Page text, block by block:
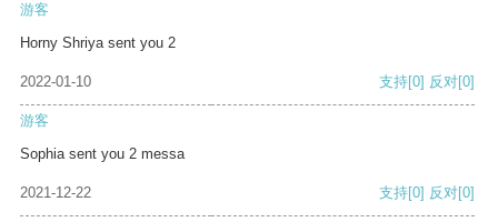
游客
Horny Shriya sent you 2
2022-01-10 支持[0] 反对[0]
游客
Sophia sent you 2 messa
2021-12-22 支持[0] 反对[0]